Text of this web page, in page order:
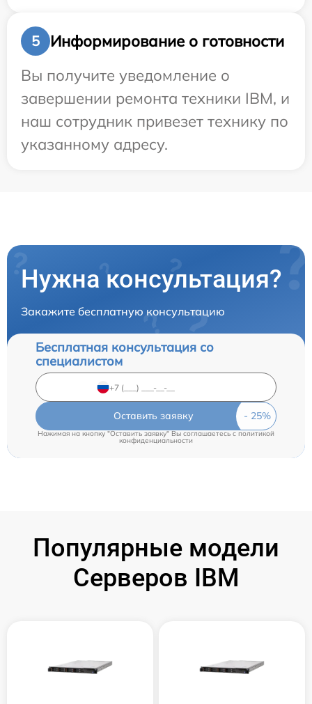
5
Информирование о готовности
Вы получите уведомление о
завершении ремонта техники IBM, и
наш сотрудник привезет технику по
указанному адресу.
Нужна консультация?
Закажите бесплатную консультацию
Бесплатная консультация со
специалистом
Оставить заявку
Нажимая на кнопку "Оставить заявку" Вы соглашаетесь c политикой
конфиденциальности
Популярные модели
Серверов IBM